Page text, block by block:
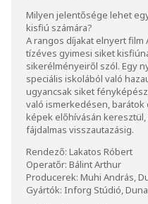
Milyen jelentősége lehet
kisfiú számára?
A rangos díjakat elnyert
tízéves gyimesi siket
sikerélményeiről szól. Egy
speciális iskolából való
ugyancsak siket
való ismerkedésen,
képek előhívásán keresztül,
fájdalmas visszautazásig.
Rendező: Lakatos Róbert
Operatőr: Bálint Arthur
Producerek: Muhi András,
Gyártók: Inforg Stúdió,